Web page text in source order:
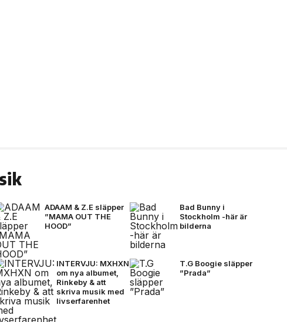
ADAAM & Z.E släpper
”MAMA OUT THE
HOOD”
Bad Bunny i
Stockholm -här är
bilderna
INTERVJU: MXHXN
om nya albumet,
Rinkeby & att
skriva musik med
livserfarenhet
T.G Boogie släpper
”Prada”